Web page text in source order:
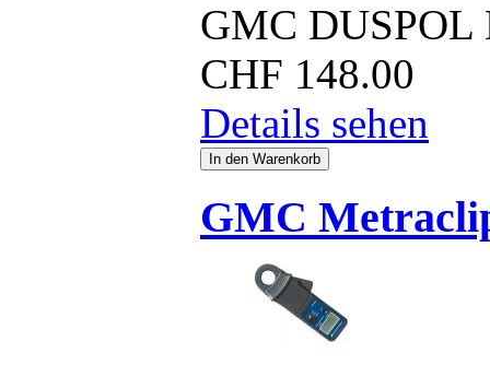
GMC
CHF 148.00
Details sehen
GMC